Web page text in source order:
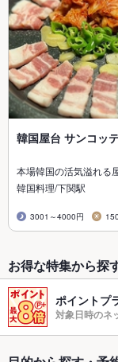
韓国屋台 サンコッ
本場韓国の活気溢れる
韓国料理/下関駅
3001～4000円
お得な特集から探
ポイントプ
対象日時のネ